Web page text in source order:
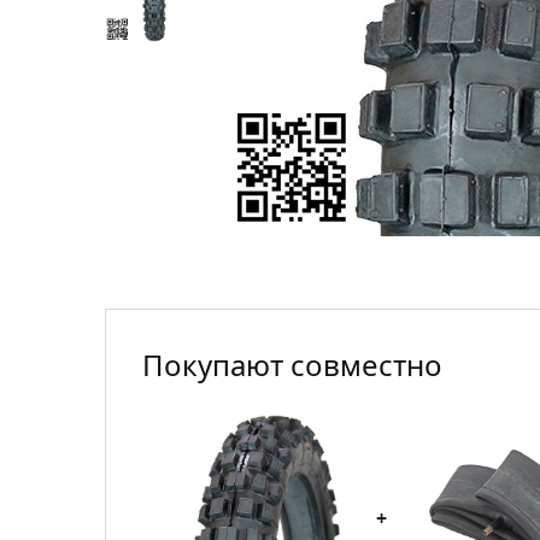
Покупают совместно